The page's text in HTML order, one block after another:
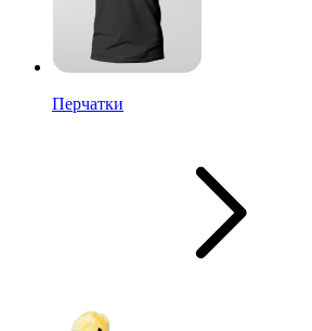
Перчатки